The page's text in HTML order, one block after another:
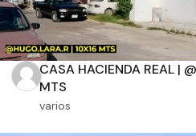
CASA HACIENDA REAL |
MTS
varios
Recamaras